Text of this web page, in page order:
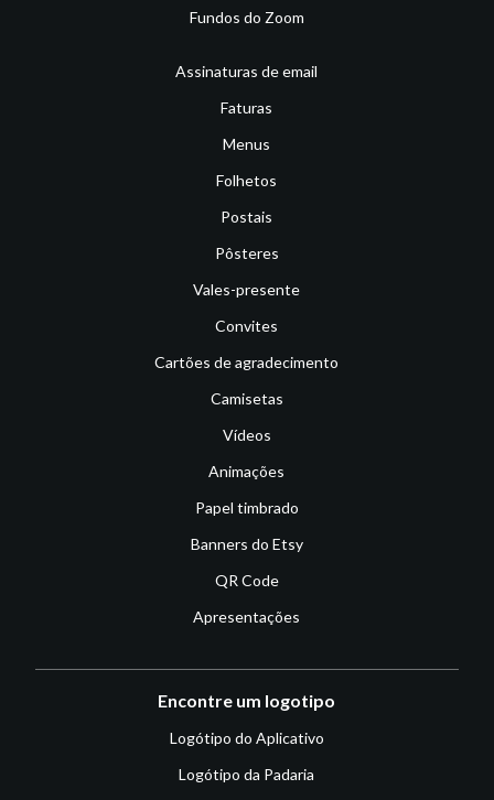
Fundos do Zoom
Assinaturas de email
Faturas
Menus
Folhetos
Postais
Pôsteres
Vales-presente
Convites
Cartões de agradecimento
Camisetas
Vídeos
Animações
Papel timbrado
Banners do Etsy
QR Code
Apresentações
Encontre um logotipo
Logótipo do Aplicativo
Logótipo da Padaria